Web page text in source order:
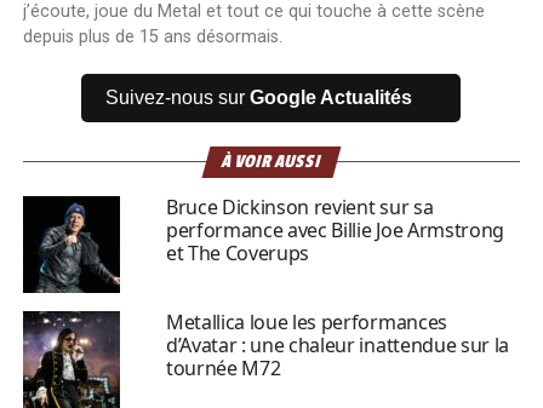
j’écoute, joue du Metal et tout ce qui touche à cette scène
depuis plus de 15 ans désormais.
Suivez-nous surGoogle Actualités
À VOIR AUSSI
Bruce Dickinson revient sur sa
performance avec Billie Joe Armstrong
et The Coverups
Metallica loue les performances
d’Avatar : une chaleur inattendue sur la
tournée M72